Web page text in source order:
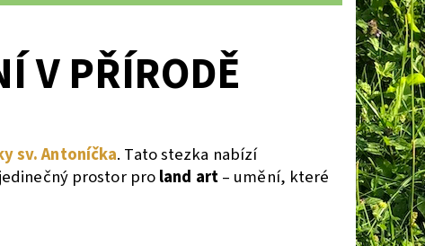
V PŘÍRODĚ
sv. Antoníčka. Tato stezka nabízí
prostor proland art– umění, které